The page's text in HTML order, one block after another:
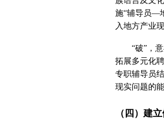
施“辅导员—
入地方产业
“破”，
拓展多元化
专职辅导员
现实问题的能
（四）建